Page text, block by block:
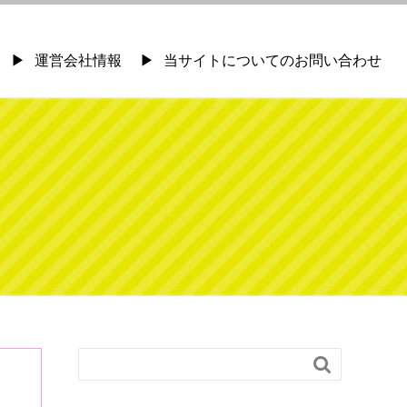
運営会社情報 当サイトについてのお問い合わせ
